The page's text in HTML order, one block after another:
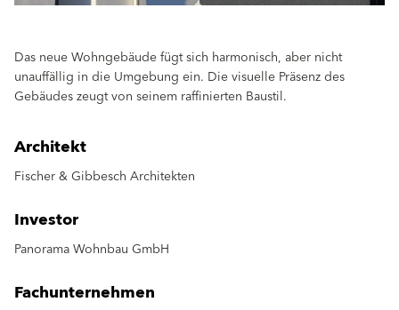
Das neue Wohngebäude fügt sich harmonisch, aber nicht
unauffällig in die Umgebung ein. Die visuelle Präsenz des
Gebäudes zeugt von seinem raffinierten Baustil.
Architekt
Fischer & Gibbesch Architekten
Investor
Panorama Wohnbau GmbH
Fachunternehmen